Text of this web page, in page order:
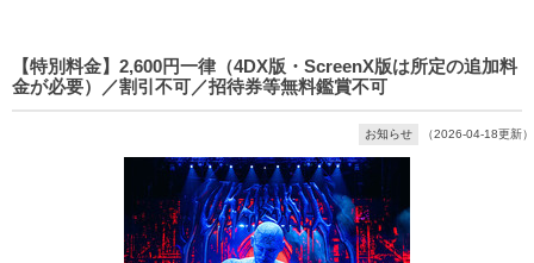
【特別料金】2,600円一律（4DX版・ScreenX版は所定の追加料
金が必要）／割引不可／招待券等無料鑑賞不可
お知らせ （2026-04-18更新）